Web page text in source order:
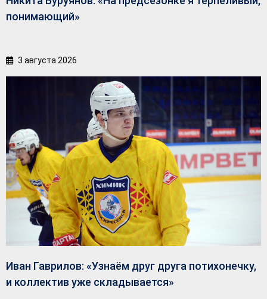
понимающий»
3 августа 2026
Иван Гаврилов: «Узнаём друг друга потихонечку,
и коллектив уже складывается»